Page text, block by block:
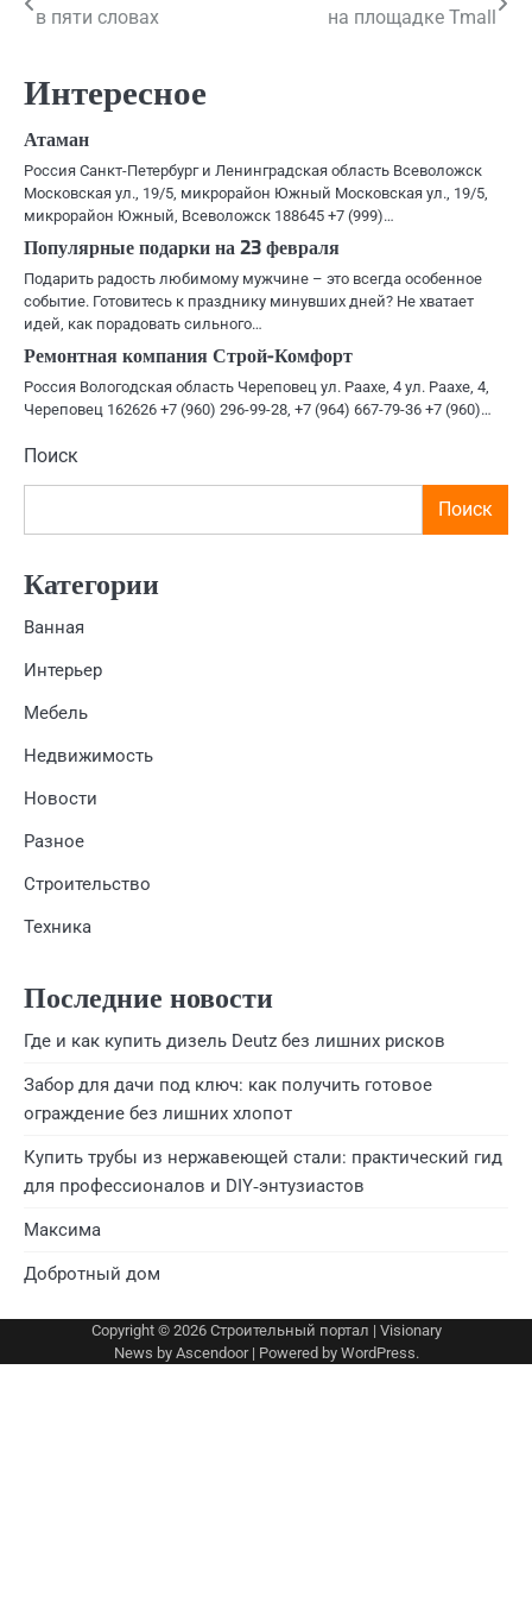
записям
в пяти словах на площадке Tmall
Интересное
Атаман
Россия Санкт-Петербург и Ленинградская область Всеволожск
Московская ул., 19/5, микрорайон Южный Московская ул., 19/5,
микрорайон Южный, Всеволожск 188645 +7 (999)…
Популярные подарки на 23 февраля
Подарить радость любимому мужчине – это всегда особенное
событие. Готовитесь к празднику минувших дней? Не хватает
идей, как порадовать сильного…
Ремонтная компания Строй-Комфорт
Россия Вологодская область Череповец ул. Раахе, 4 ул. Раахе, 4,
Череповец 162626 +7 (960) 296-99-28, +7 (964) 667-79-36 +7 (960)…
Поиск
Поиск
Категории
Ванная
Интерьер
Мебель
Недвижимость
Новости
Разное
Строительство
Техника
Последние новости
Где и как купить дизель Deutz без лишних рисков
Забор для дачи под ключ: как получить готовое
ограждение без лишних хлопот
Купить трубы из нержавеющей стали: практический гид
для профессионалов и DIY‑энтузиастов
Максима
Добротный дом
Copyright © 2026 Строительный портал | Visionary
News by Ascendoor| Powered by WordPress.